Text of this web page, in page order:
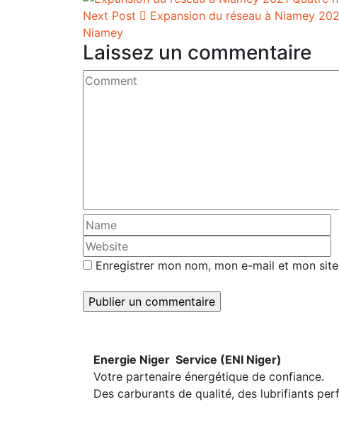
Next Post
Expansion du réseau à Niamey
Niamey
Laissez un commentaire
Enregistrer mon nom, mon e-mail et mon
Energie Niger Service (ENI Niger)
Votre partenaire énergétique de confiance.
Des carburants de qualité, des lubrifiants